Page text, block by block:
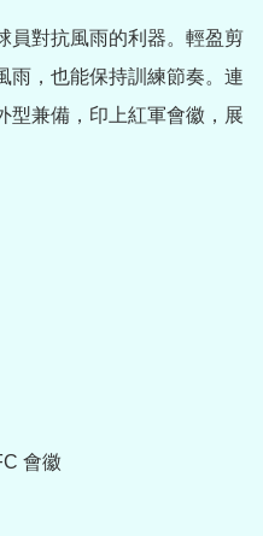
員對抗風雨的利器。輕盈剪
雨，也能保持訓練節奏。連
型兼備，印上紅軍會徽，展
會徽